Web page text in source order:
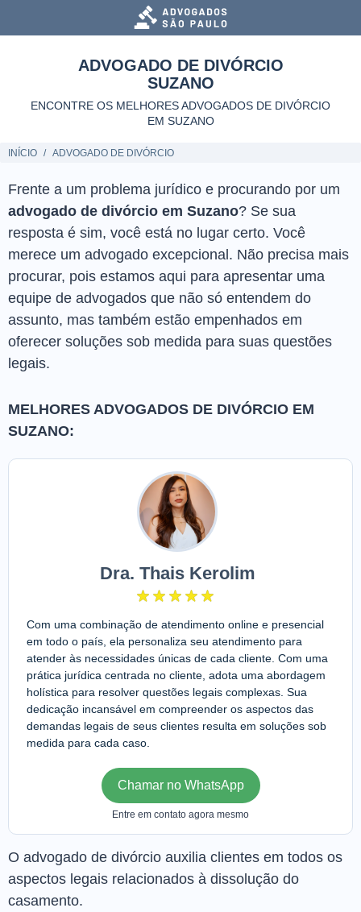
ADVOGADO DE DIVÓRCIO
SUZANO
ENCONTRE OS MELHORES ADVOGADOS DE DIVÓRCIO
EM SUZANO
INÍCIO ADVOGADO DE DIVÓRCIO
Frente a um problema jurídico e procurando por um
advogado de divórcio em Suzano? Se sua
resposta é sim, você está no lugar certo. Você
merece um advogado excepcional. Não precisa mais
procurar, pois estamos aqui para apresentar uma
equipe de advogados que não só entendem do
assunto, mas também estão empenhados em
oferecer soluções sob medida para suas questões
legais.
MELHORES ADVOGADOS DE DIVÓRCIO EM
SUZANO:
Dra. Thais Kerolim
Com uma combinação de atendimento online e presencial
em todo o país, ela personaliza seu atendimento para
atender às necessidades únicas de cada cliente. Com uma
prática jurídica centrada no cliente, adota uma abordagem
holística para resolver questões legais complexas. Sua
dedicação incansável em compreender os aspectos das
demandas legais de seus clientes resulta em soluções sob
medida para cada caso.
Chamar no WhatsApp
Entre em contato agora mesmo
O advogado de divórcio auxilia clientes em todos os
aspectos legais relacionados à dissolução do
casamento.